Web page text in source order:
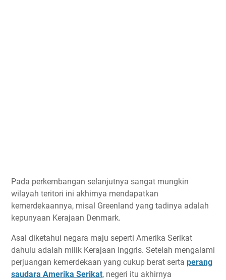
Pada perkembangan selanjutnya sangat mungkin
wilayah teritori ini akhirnya mendapatkan
kemerdekaannya, misal Greenland yang tadinya adalah
kepunyaan Kerajaan Denmark.
Asal diketahui negara maju seperti Amerika Serikat
dahulu adalah milik Kerajaan Inggris. Setelah mengalami
perjuangan kemerdekaan yang cukup berat serta perang
saudara Amerika Serikat, negeri itu akhirnya